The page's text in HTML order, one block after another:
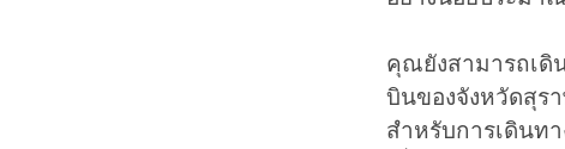
คุณยังสามารถเดิ
บินของจังหวัดสุร
สำหรับการเดินท